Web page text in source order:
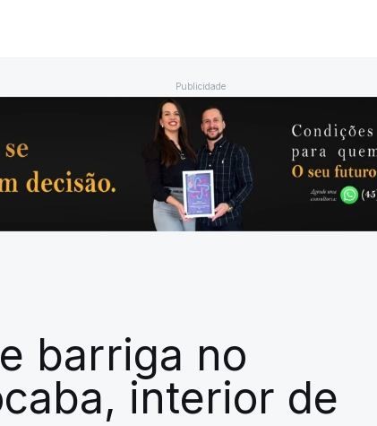
Publicidade
barriga no
interior de